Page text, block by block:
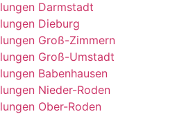
Darmstadt
Dieburg
Groß-Zimmern
Groß-Umstadt
Babenhausen
Nieder-Roden
Ober-Roden